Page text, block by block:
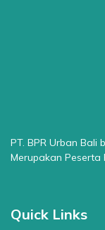
PT. BPR Urban Bali
Merupakan Peserta
Quick Links